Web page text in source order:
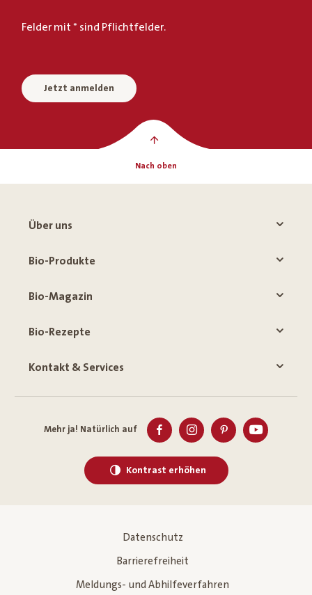
Felder mit * sind Pflichtfelder.
Jetzt anmelden
Nach oben
Über uns
Bio-Produkte
Bio-Magazin
Bio-Rezepte
Kontakt & Services
Mehr ja! Natürlich auf
Kontrast erhöhen
Datenschutz
Barrierefreiheit
Meldungs- und Abhilfeverfahren